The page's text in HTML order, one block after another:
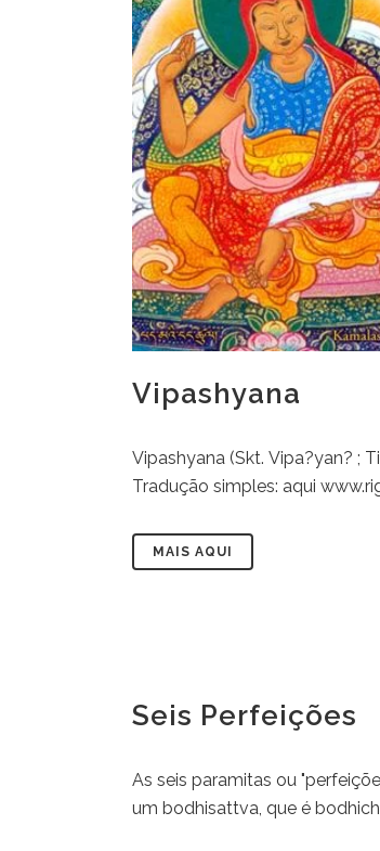
Vipashyana
Vipashyana (Skt. Vipa?yan? ;
Tradução simples: aqui
MAIS AQUI
Seis Perfeições
As seis paramitas ou
um bodhisattva, que é